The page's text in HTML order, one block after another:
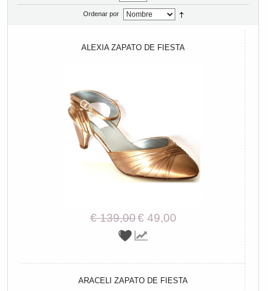
Ordenar por
ALEXIA ZAPATO DE FIESTA
€ 139,00€ 49,00
ARACELI ZAPATO DE FIESTA